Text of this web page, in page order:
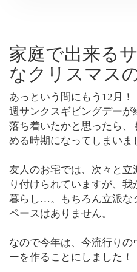
家庭で出来る
なクリスマス
あっという間にもう12月
週サンクスギビングデーが
落ち着いたかと思ったら
める時期になってしまいま
友人のお宅では、次々と
り付けられていますが、
暮らし…。もちろん立派な
ペースはありません。
なので今年は、今流行りの
ーを作ることにしました！